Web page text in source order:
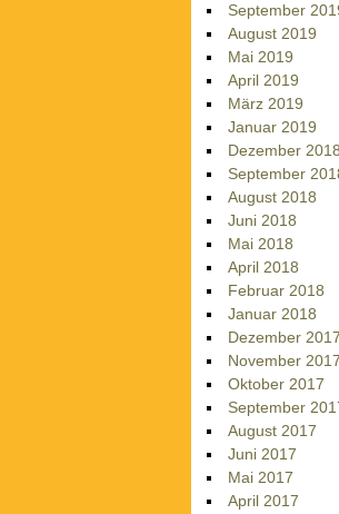
September
August 2019
Mai 2019
April 2019
März 2019
Januar 2019
Dezember 2018
September
August 2018
Juni 2018
Mai 2018
April 2018
Februar 2018
Januar 2018
Dezember 2017
November 2017
Oktober 2017
September
August 2017
Juni 2017
Mai 2017
April 2017